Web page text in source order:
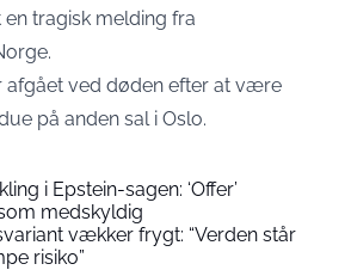
tragisk melding fra
afgået ved døden efter at være
på anden sal i Oslo.
i Epstein-sagen: ‘Offer’
medskyldig
vækker frygt: “Verden står
risiko”